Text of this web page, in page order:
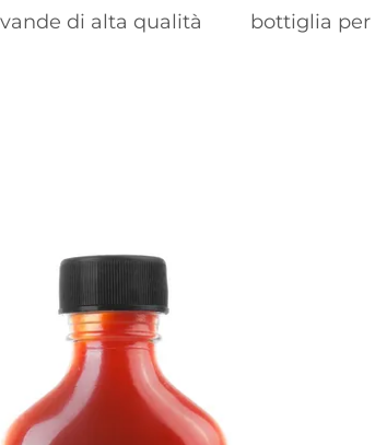
di alta qualità bottiglia per